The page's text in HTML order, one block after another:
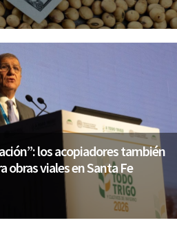
los acopiadores también
obras viales en Santa Fe